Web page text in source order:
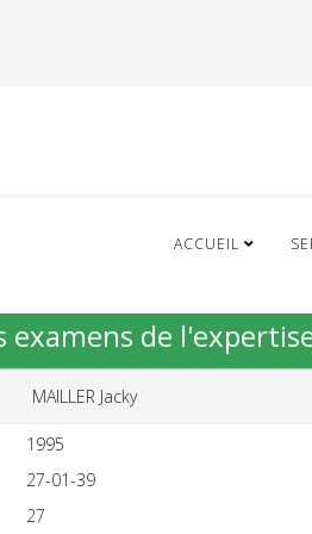
ACCUEIL
examens de
MAILLER Jacky
1995
27-01-39
27